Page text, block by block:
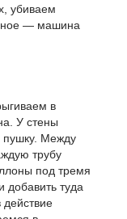
убиваем
— машина
в
У стены
пушку. Между
трубу
под тремя
добавить туда
действие